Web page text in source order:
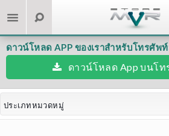
ดาวน์โหลด APP ของเราสำหรับโทรศัพ
ดาวน์โหลด App บนโ
ประเภทหมวดหมู่